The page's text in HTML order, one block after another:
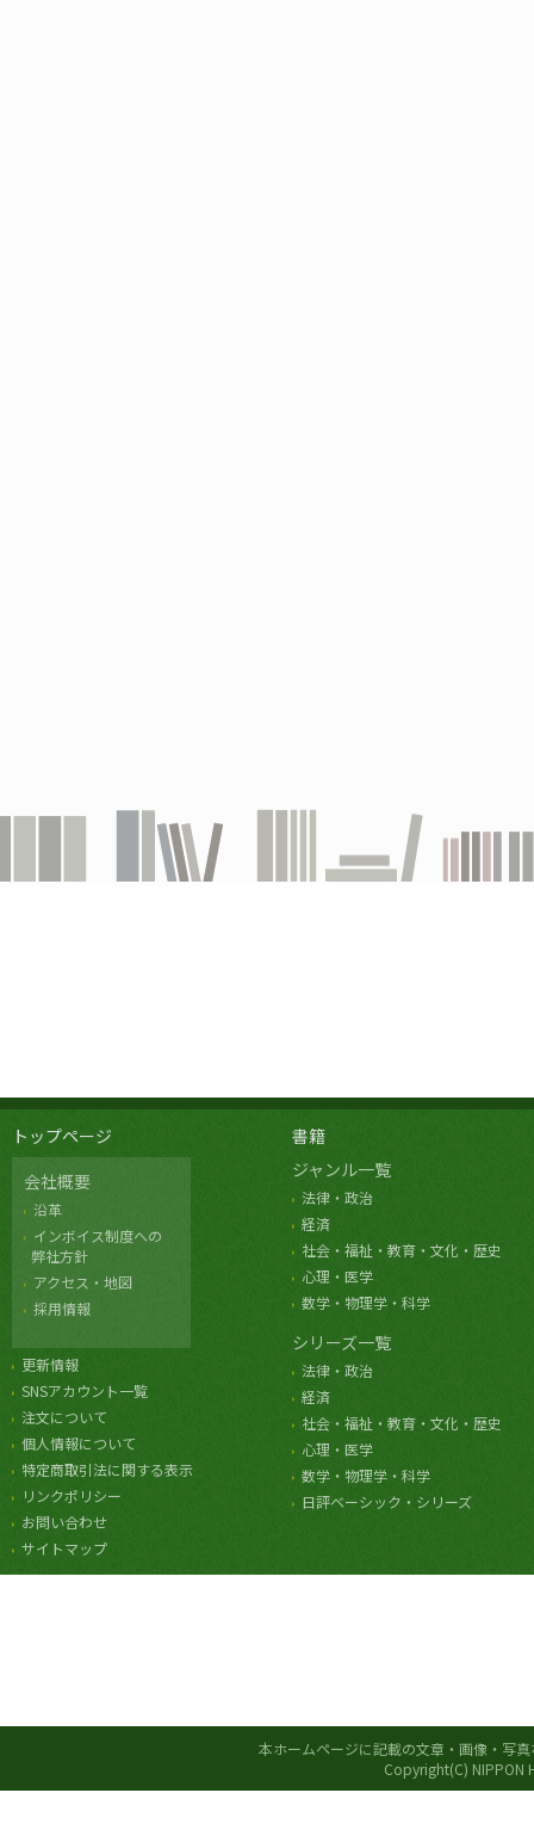
トップページ
会社概要
沿革
インボイス制度への
弊社方針
アクセス・地図
採用情報
更新情報
SNSアカウント一覧
注文について
個人情報について
特定商取引法に関する表示
リンクポリシー
お問い合わせ
サイトマップ
書籍
ジャンル一覧
法律・政治
経済
社会・福祉・教育・文化・歴史
心理・医学
数学・物理学・科学
シリーズ一覧
法律・政治
経済
社会・福祉・教育・文化・歴史
心理・医学
数学・物理学・科学
日評ベーシック・シリーズ
本ホームページに記載の文章・画像・写
Copyright(C) NIPPON